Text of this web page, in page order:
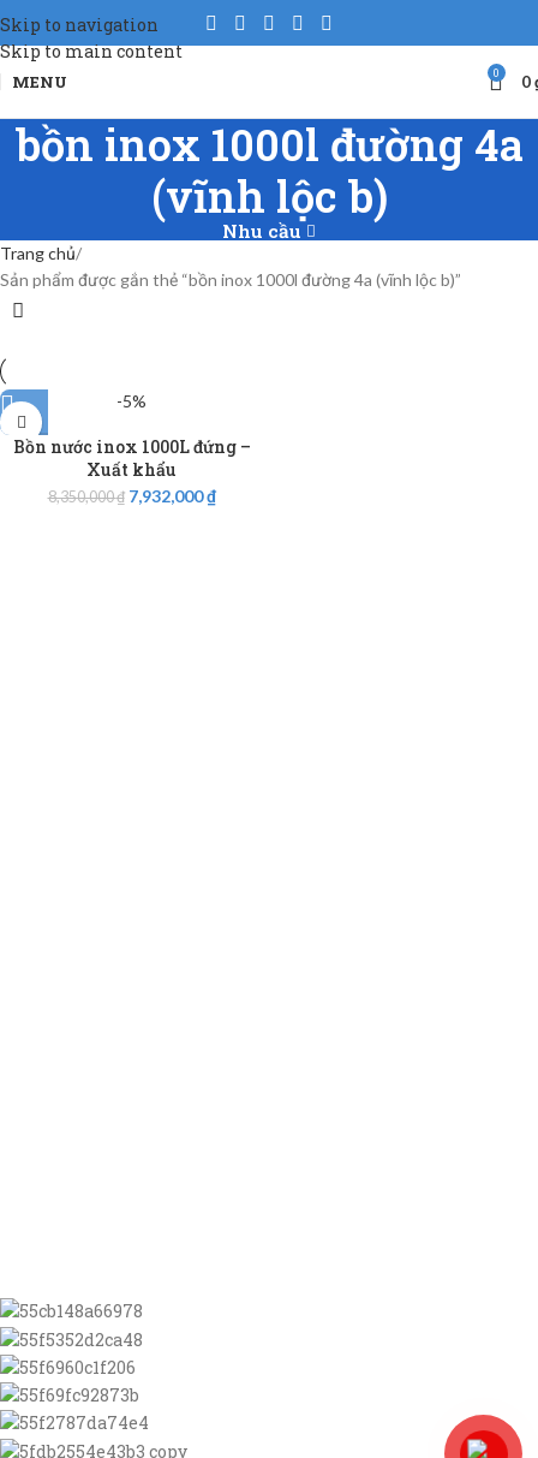
Skip to navigation
Skip to main content
MENU 0 0
bồn inox 1000l đường 4a
(vĩnh lộc b)
Nhu cầu
Trang chủ
Sản phẩm được gắn thẻ “bồn inox 1000l đường 4a (vĩnh lộc b)”
-5%
Bồn nước inox 1000L đứng –
Xuất khẩu
8,350,000₫ 7,932,000₫